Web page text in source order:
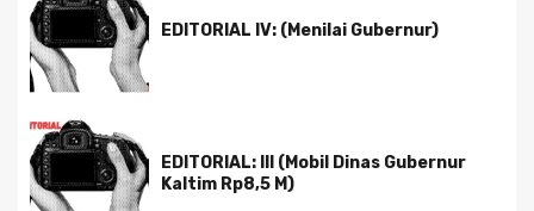
EDITORIAL IV: (Menilai Gubernur)
EDITORIAL: III (Mobil Dinas Gubernur
Kaltim Rp8,5 M)